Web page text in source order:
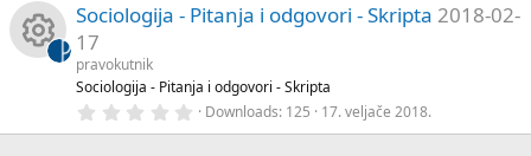
e
Sociologija - Pitanja i odgovori - Skripta 2018-02-
17
pravokutnik
Sociologija - Pitanja i odgovori - Skripta
0 Downloads 125 17. veljače 2018.